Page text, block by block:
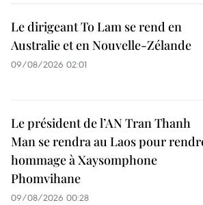
Le dirigeant To Lam se rend en
Australie et en Nouvelle-Zélande
09/08/2026 02:01
Le président de l’AN Tran Thanh
Man se rendra au Laos pour
hommage à Xaysomphone
Phomvihane
09/08/2026 00:28